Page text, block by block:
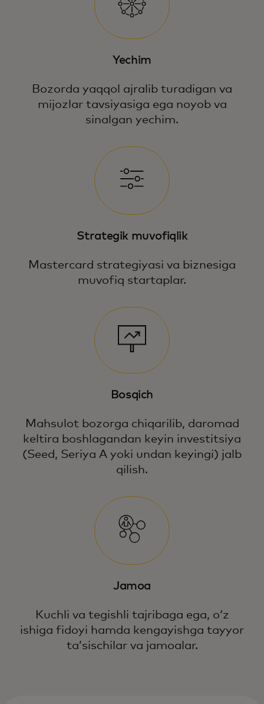
Yechim
Bozorda yaqqol ajralib turadigan va
mijozlar tavsiyasiga ega noyob va
sinalgan yechim.
Strategik muvofiqlik
Mastercard strategiyasi va biznesiga
muvofiq startaplar.
Bosqich
Mahsulot bozorga chiqarilib, daromad
keltira boshlagandan keyin investitsiya
(Seed, Seriya A yoki undan keyingi) jalb
qilish.
Jamoa
Kuchli va tegishli tajribaga ega, oʻz
ishiga fidoyi hamda kengayishga tayyor
taʼsischilar va jamoalar.